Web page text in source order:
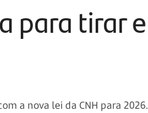
para tirar e
a nova lei da CNH para 2026.